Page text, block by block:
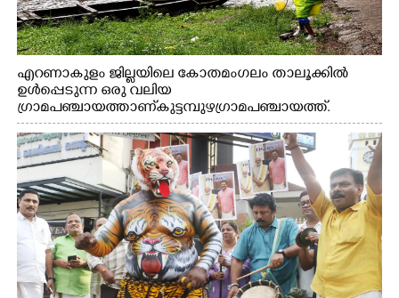
എറണാകുളം ജില്ലയിലെ കോതമംഗലം താലൂക്കിൽ
ഉൾപ്പെടുന്ന ഒരു വലിയ
ഗ്രാമപഞ്ചായത്താണ് കുട്ടമ്പുഴ ഗ്രാമ പഞ്ചായത്ത്.
ആദിവാസി ഊരുകളായ വെള്ളാരംകുത്ത്, കത്തിപ്പാറ,
ഉറിയംപെട്ടി, തേക്കല്ല്, വെട്ടിക്കല്ല്, മഞ്ചപ്പാറ എന്നീ ആറു
സ്ഥലങ്ങളിലേക്കുള്ള പ്രധാന സഞ്ചാര മാർഗമാണ് ഈ
കാണുന്ന കടത്ത് വള്ളം